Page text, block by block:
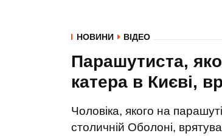
НОВИНИ ВІДЕО
Парашутиста,
катера в Києві,
Чоловіка, якого на
столичній Оболоні,